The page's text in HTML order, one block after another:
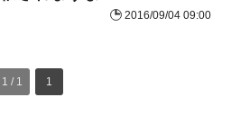
2016/09/04 09:00
1 / 1 1